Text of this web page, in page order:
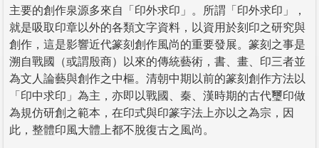
主要的創作泉源多來自「印外求印」。所謂「印外求印」，
就是吸取印章以外的各類文字資料，以資用於刻印之研究與
創作，這是影響近代篆刻創作風尚的重要發展。篆刻之事是
溯自戰國（或謂殷商）以來的傳統藝術，書、畫、印三者並
為文人論藝與創作之中樞。清朝中期以前的篆刻創作方法以
「印中求印」為主，亦即以戰國、秦、漢時期的古代璽印做
為規仿研創之範本，在印式與印篆字法上亦以之為宗，因
此，整體印風大體上都不脫復古之風尚。